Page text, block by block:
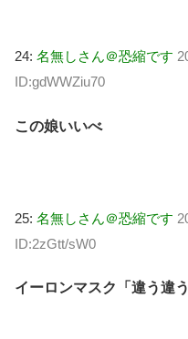
24: 名無しさん＠恐縮です
ID:gdWWZiu70
この娘いいべ
25: 名無しさん＠恐縮です
ID:2zGtt/sW0
イーロンマスク「違う違